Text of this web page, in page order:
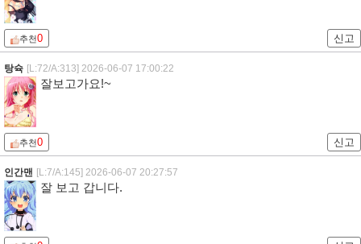
추천0 신고
탕슉 [L:72/A:313] 2026-06-07 17:00:22
잘보고가요!~
추천0 신고
인간맨 [L:7/A:145] 2026-06-07 20:27:57
잘 보고 갑니다.